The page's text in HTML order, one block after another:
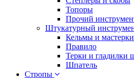
Топоры
Прочий
Штукатурный
Кельмы и мастерки
Правило
Терки и гладилки
Шпатель
Стропы